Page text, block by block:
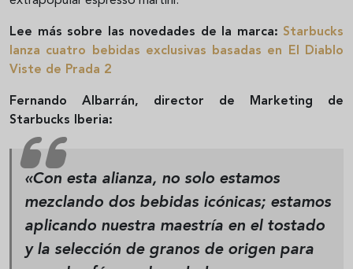
Lee más sobre las novedades de la marca: Starbucks
lanza cuatro bebidas exclusivas basadas en El Diablo
Viste de Prada 2
Fernando Albarrán, director de Marketing de
Starbucks Iberia:
«Con esta alianza, no solo estamos
mezclando dos bebidas icónicas; estamos
aplicando nuestra maestría en el tostado
y la selección de granos de origen para